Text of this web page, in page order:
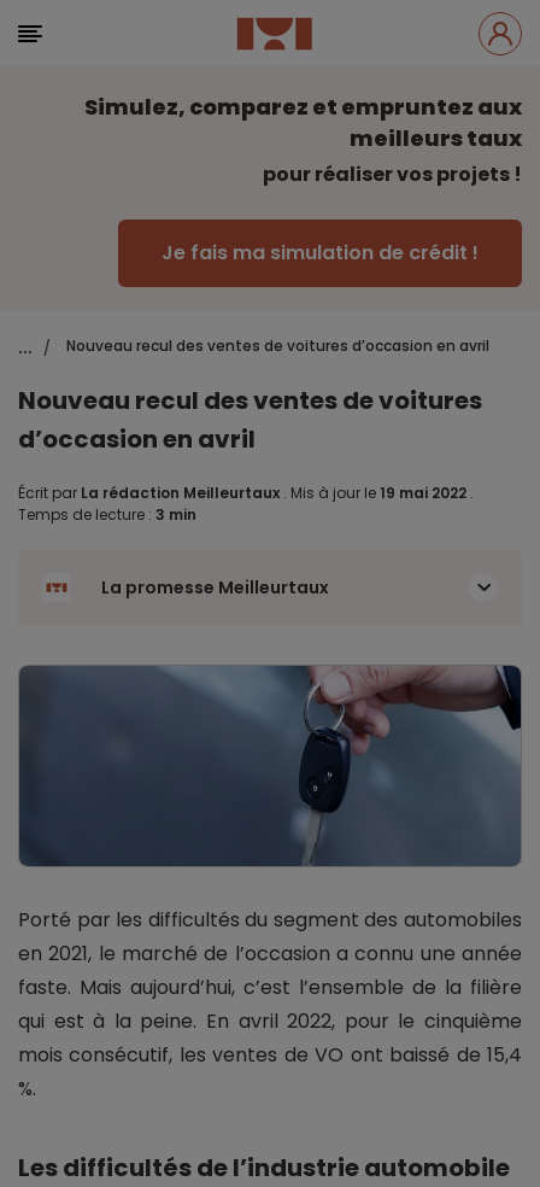
Simulez, comparez et empruntez aux
meilleurs taux
pour réaliser vos projets !
Je fais ma simulation de crédit !
... / Nouveau recul des ventes de voitures d’occasion en avril
Nouveau recul des ventes de voitures
d’occasion en avril
Écrit par La rédaction Meilleurtaux . Mis à jour le 19 mai 2022 .
Temps de lecture : 3 min
La promesse Meilleurtaux
Porté par les difficultés du segment des automobiles
en 2021, le marché de l’occasion a connu une année
faste. Mais aujourd’hui, c’est l’ensemble de la filière
qui est à la peine. En avril 2022, pour le cinquième
mois consécutif, les ventes de VO ont baissé de 15,4
%.
Les difficultés de l’industrie automobile